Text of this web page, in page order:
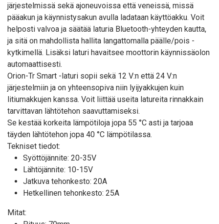
järjestelmissä sekä ajoneuvoissa että veneissä, missä
pääakun ja käynnistysakun avulla ladataan käyttöakku. Voit
helposti valvoa ja säätää laturia Bluetooth-yhteyden kautta,
ja sitä on mahdollista hallita langattomalla päälle/pois -
kytkimellä. Lisäksi laturi havaitsee moottorin käynnissäolon
automaattisesti.
Orion-Tr Smart -laturi sopii sekä 12 V:n että 24 V:n
järjestelmiin ja on yhteensopiva niin lyijyakkujen kuin
litiumakkujen kanssa. Voit liittää useita latureita rinnakkain
tarvittavan lähtötehon saavuttamiseksi.
Se kestää korkeita lämpötiloja jopa 55 °C asti ja tarjoaa
täyden lähtötehon jopa 40 °C lämpötilassa.
Tekniset tiedot:
Syöttöjännite: 20-35V
Lähtöjännite: 10-15V
Jatkuva tehonkesto: 20A
Hetkellinen tehonkesto: 25A
Mitat: